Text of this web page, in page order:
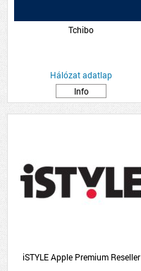
Tchibo
Hálózat adatlap
Info
iSTYLE Apple Premium Reseller